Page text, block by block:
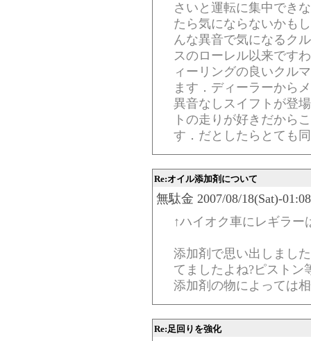
さいと運転に集中でき
たら気にならないかも
んな異音で気になるク
スのローレル以来です
ィーリングの良いクル
ます．ディーラーから
異音なしスイフトが登
トの走りが好きだから
す．だとしたらとても
Re:オイル添加剤について
無駄金 2007/08/18(Sat)-
↑ハイオク車にレギラー
添加剤で思い出しまし
てましたよね?ピストン
添加剤の物によっては
Re:足回りを強化